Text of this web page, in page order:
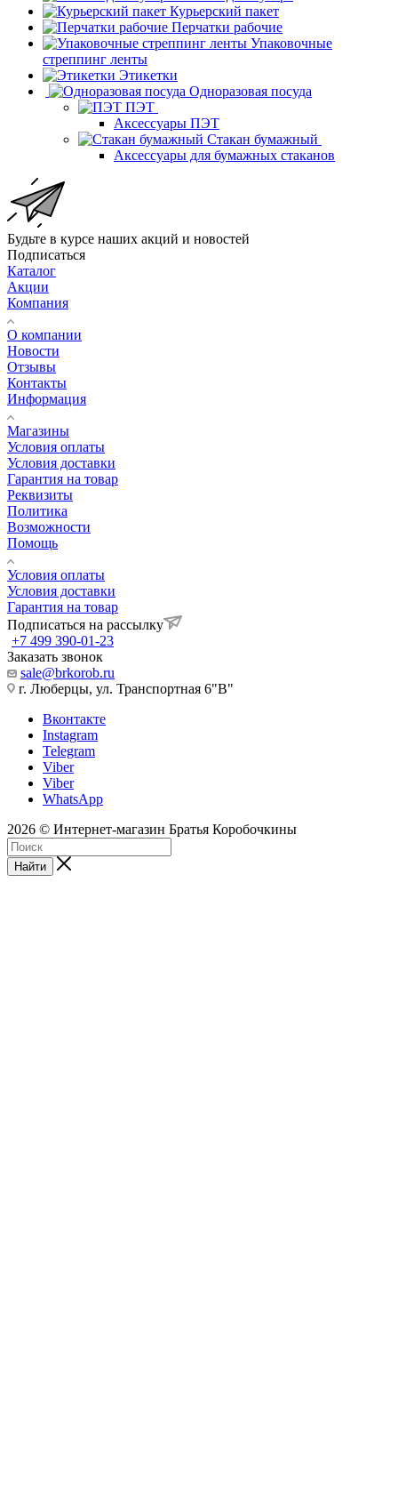
Курьерский пакет
Перчатки рабочие
Упаковочные
стреппинг ленты
Этикетки
Одноразовая посуда
ПЭТ
Аксессуары ПЭТ
Стакан бумажный
Аксессуары для бумажных стаканов
Будьте в курсе наших акций и новостей
Подписаться
Каталог
Акции
Компания
О компании
Новости
Отзывы
Контакты
Информация
Магазины
Условия оплаты
Условия доставки
Гарантия на товар
Реквизиты
Политика
Возможности
Помощь
Условия оплаты
Условия доставки
Гарантия на товар
Подписаться на рассылку
+7 499 390-01-23
Заказать звонок
sale@brkorob.ru
г. Люберцы, ул. Транспортная 6"В"
Вконтакте
Instagram
Telegram
Viber
Viber
WhatsApp
2026 © Интернет-магазин Братья Коробочкины
Найти